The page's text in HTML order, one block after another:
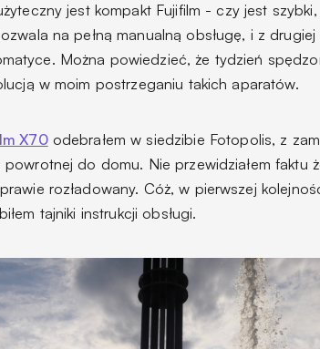
jest kompakt Fujifilm - czy jest
na pełną manualną obsługę, i z
Można powiedzieć, że tydzień
w moim postrzeganiu takich aparatów.
X70odebrałem w siedzibie Fotopolis, z
do domu. Nie przewidziałem faktu
rozładowany. Cóż, w pierwszej
tajniki instrukcji obsługi.